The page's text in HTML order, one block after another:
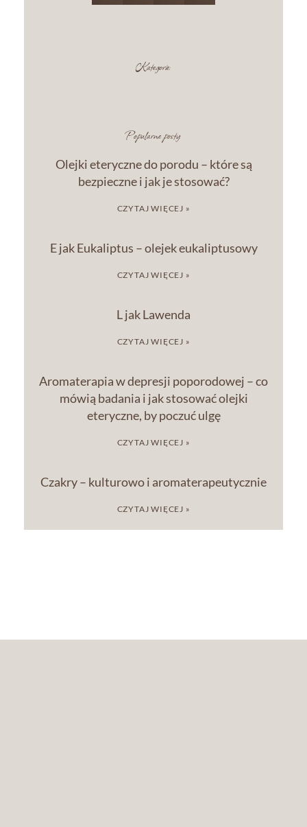
Kategorie:
Popularne posty:
Olejki eteryczne do porodu – które są
bezpieczne i jak je stosować?
CZYTAJ WIĘCEJ »
E jak Eukaliptus – olejek eukaliptusowy
CZYTAJ WIĘCEJ »
L jak Lawenda
CZYTAJ WIĘCEJ »
Aromaterapia w depresji poporodowej – co
mówią badania i jak stosować olejki
eteryczne, by poczuć ulgę
CZYTAJ WIĘCEJ »
Czakry – kulturowo i aromaterapeutycznie
CZYTAJ WIĘCEJ »